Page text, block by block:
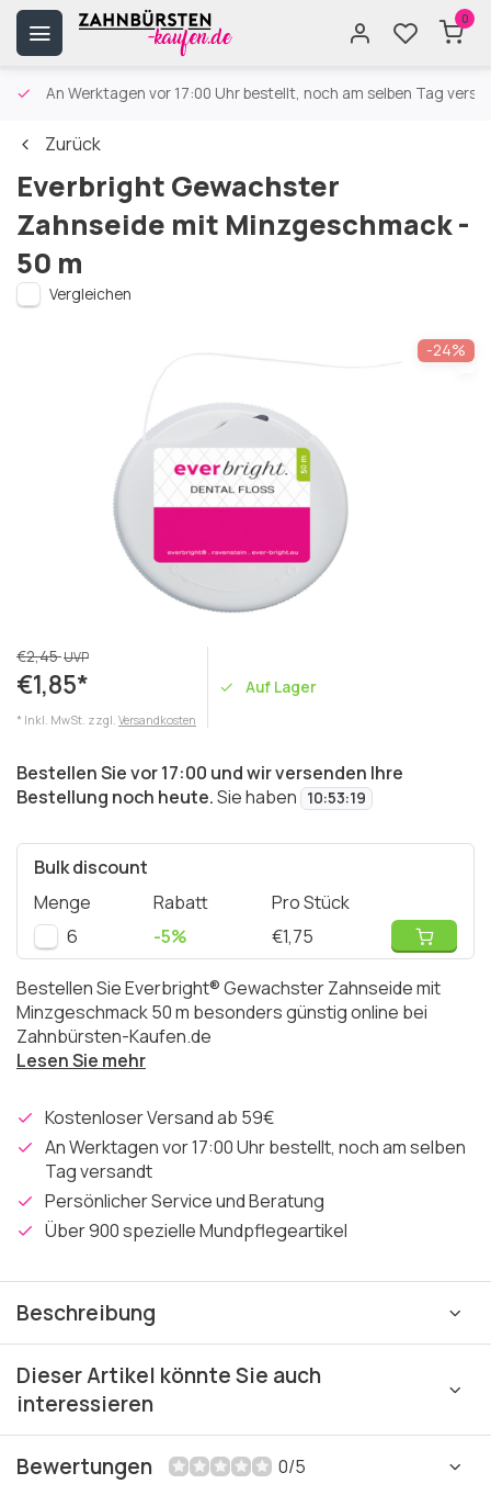
0
An Werktagen vor 17:00 Uhr bestellt, noch am selben Tag
Zurück
Everbright Gewachster
Zahnseide mit Minzgeschmack -
50 m
Vergleichen
-24%
€2,45UVP
€1,85*
* Inkl. MwSt. zzgl. Versandkosten
Auf Lager
Bestellen Sie vor 17:00 und wir versenden Ihre
Bestellung noch heute.Sie haben 10:53:19
Bulk discount
Menge
Rabatt
Pro Stück
6
-5% €1,75
Bestellen Sie Everbright® Gewachster Zahnseide mit
Minzgeschmack 50 m besonders günstig online bei
Zahnbürsten-Kaufen.de
Lesen Sie mehr
Kostenloser Versand ab 59€
An Werktagen vor 17:00 Uhr bestellt, noch am selben
Tag versandt
Persönlicher Service und Beratung
Über 900 spezielle Mundpflegeartikel
Beschreibung
Dieser Artikel könnte Sie auch
interessieren
Bewertungen 0/5